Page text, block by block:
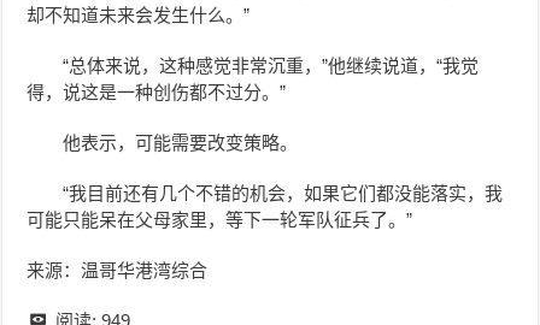
却不知道未来会发生什么。”
“总体来说，这种感觉非常沉重，”他继续说道，“我觉
得，说这是一种创伤都不过分。”
他表示，可能需要改变策略。
“我目前还有几个不错的机会，如果它们都没能落实，我
可能只能呆在父母家里，等下一轮军队征兵了。”
来源：温哥华港湾综合
阅读: 949